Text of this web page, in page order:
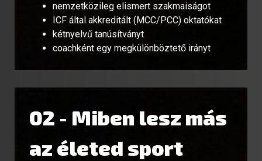
nemzetközileg elismert szakmaiságot
ICF által akkreditált (MCC/PCC) oktatókat
kétnyelvű tanúsítványt
coachként egy megkülönböztető irányt
02 - Miben lesz más
az életed sport